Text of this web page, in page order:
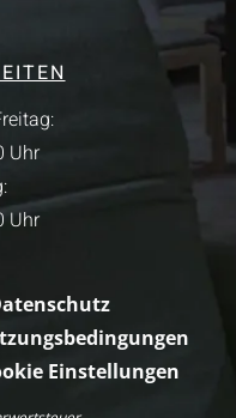
Uhr
Uhr
Einstellungen